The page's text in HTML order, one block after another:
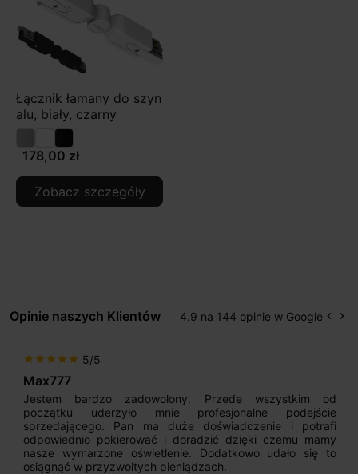
Łącznik łamany do szyn
alu, biały, czarny
178,00 zł
Zobacz szczegóły
Opinie naszych Klientów 4.9 na 144 opinie w Google keyboard_arrow_left keyboard_arrow_right
star star star star star 5/5
Max777
Jestem bardzo zadowolony. Przede wszystkim od
początku uderzyło mnie profesjonalne podejście
sprzedającego. Pan ma duże doświadczenie i potrafi
odpowiednio pokierować i doradzić dzięki czemu mamy
nasze wymarzone oświetlenie. Dodatkowo udało się to
osiągnąć w przyzwoitych pieniądzach.